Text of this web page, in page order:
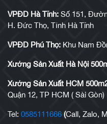
VPĐD Hà Tĩnh: Số 151,
H. Đức Thọ, Tỉnh Hà Tĩnh
VPĐD Phú Thọ: Khu Nam
Xưởng Sản Xuất Hà Nội
Xưởng Sản Xuất HCM
Quận 12, TP HCM ( Sài Gòn)
Tel: 0585111666 (Call, Zalo,